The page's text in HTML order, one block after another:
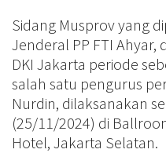
Sidang Musprov yang
Jenderal PP FTI Ahyar,
DKI Jakarta periode
salah satu pengurus
Nurdin, dilaksanakan
(25/11/2024) di
Hotel, Jakarta Selatan.